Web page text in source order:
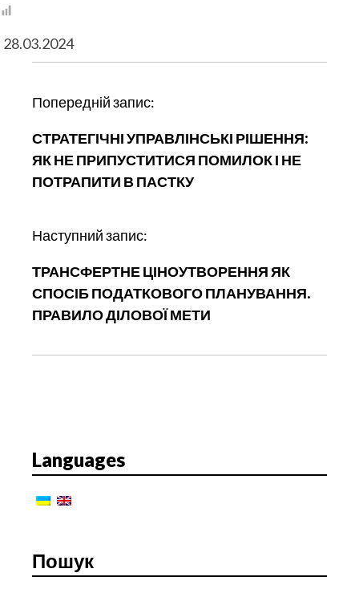
28.03.2024
Н
в
і
г
ц
я
п
о
а
у
Попередній запис:
СТРАТЕГІЧНІ УПРАВЛІНСЬКІ РІШЕННЯ:
ЯК НЕ ПРИПУСТИТИСЯ ПОМИЛОК І НЕ
ПОТРАПИТИ В ПАСТКУ
Наступний запис:
ТРАНСФЕРТНЕ ЦІНОУТВОРЕННЯ ЯК
СПОСІБ ПОДАТКОВОГО ПЛАНУВАННЯ.
ПРАВИЛО ДІЛОВОЇ МЕТИ
Languages
Пошук